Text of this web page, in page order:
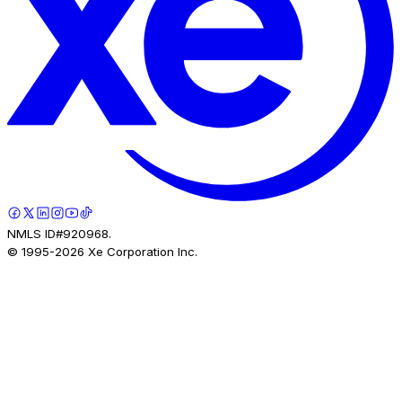
NMLS ID#920968.
© 1995-2026 Xe Corporation Inc.